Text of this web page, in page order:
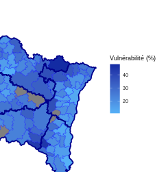
Vulnérabilité (%)
20
30
40